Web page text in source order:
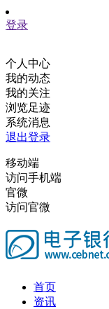
登录
个人中心
我的动态
我的关注
浏览足迹
系统消息
退出登录
移动端
访问手机端
官微
访问官微
首页
资讯